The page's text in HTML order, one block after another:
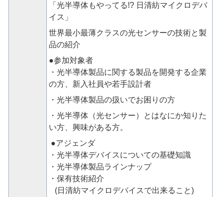
「光半導体もやってる!? 日清紡マイクロデバ
イス」
世界最小最薄クラスの光センサーの技術と製
品の紹介
●参加対象者
・光半導体製品に関する製品を開発する企業
の方、新入社員や若手設計者
・光半導体製品の扱いでお困りの方
・光半導体（光センサー）とはなにか知りた
い方、興味がある方。
●アジェンダ
・光半導体デバイスについての基礎知識
・光半導体製品ラインナップ
・保有技術紹介
(日清紡マイクロデバイスで出来ること)